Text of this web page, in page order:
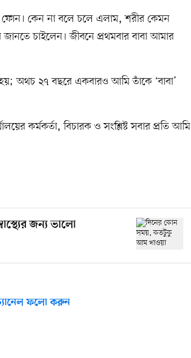
ফোন। কেন না বলে চলে এলাম, শরীর কেমন
চাইলেন। জীবনে প্রথমবার বাবা আমার
অথচ ২৭ বছরে একবারও আমি তাঁকে ‘বাবা’
কর্মকর্তা, বিচারক ও সংশ্লিষ্ট সবার প্রতি আমি
জন্য ভালো
ফলো করুন